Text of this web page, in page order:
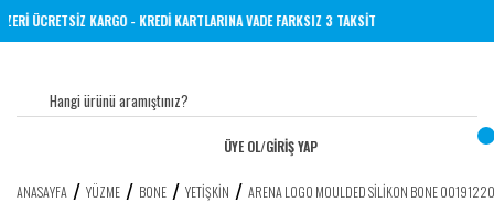
ÜZERİ ÜCRETSİZ KARGO - KREDİ KARTLARINA VADE FARKSIZ 3 TAKSİT
ÜYE OL/GİRİŞ YAP
ANASAYFA YÜZME BONE YETIŞKIN ARENA LOGO MOULDED SİLİKON BONE